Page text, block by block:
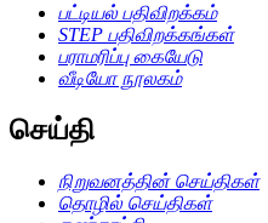
பட்டியல் பதிவிறக்கம்
STEP பதிவிறக்கங்கள்
பராமரிப்பு கையேடு
வீடியோ நூலகம்
செய்தி
நிறுவனத்தின் செய்திகள்
தொழில் செய்திகள்